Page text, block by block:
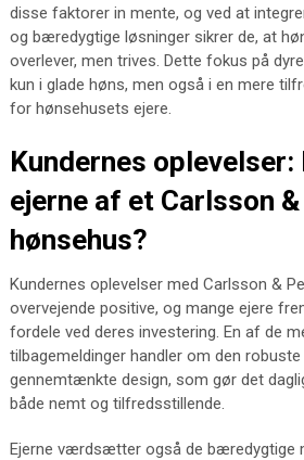
disse faktorer in mente, og ved at
og bæredygtige løsninger sikrer de, at
overlever, men trives. Dette fokus på
kun i glade høns, men også i en mere
for hønsehusets ejere.
Kundernes oplevelser:
ejerne af et Carlsson
hønsehus?
Kundernes oplevelser med Carlsson &
overvejende positive, og mange ejere
fordele ved deres investering. En af de
tilbagemeldinger handler om den
gennemtænkte design, som gør det
både nemt og tilfredsstillende.
Ejerne værdsætter også de bæredygtige